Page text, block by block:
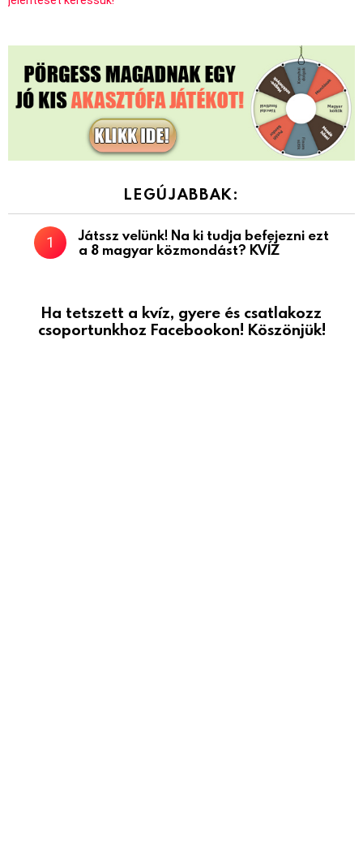
LEGÚJABBAK:
Játssz velünk! Na ki tudja befejezni ezt
a 8 magyar közmondást? KVÍZ
Ha tetszett a kvíz, gyere és csatlakozz
csoportunkhoz Facebookon! Köszönjük!